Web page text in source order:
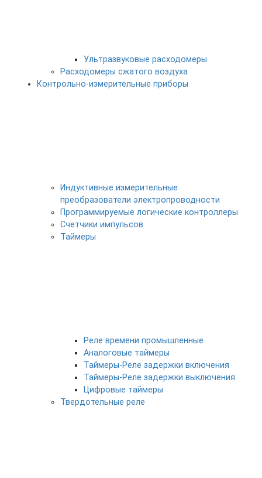
Ультразвуковые расходомеры
Расходомеры сжатого воздуха
Контрольно-измерительные приборы
Индуктивные измерительные
преобразователи электропроводности
Программируемые логические контроллеры
Счетчики импульсов
Таймеры
Реле времени промышленные
Аналоговые таймеры
Таймеры-Реле задержки включения
Таймеры-Реле задержки выключения
Цифровые таймеры
Твердотельные реле